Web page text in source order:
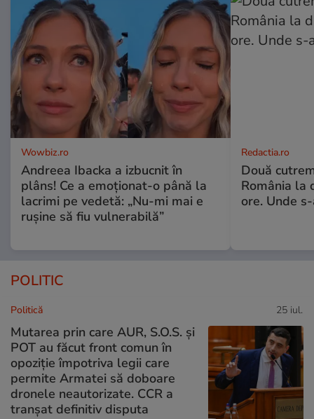
Wowbiz.ro
Andreea Ibacka a izbucnit în
plâns! Ce a emoționat-o până la
lacrimi pe vedetă: „Nu-mi mai e
rușine să fiu vulnerabilă”
Redactia.ro
Două
România la
ore. Unde
POLITIC
Politică 25 iul.
Mutarea prin care AUR, S.O.S. și
POT au făcut front comun în
opoziție împotriva legii care
permite Armatei să doboare
dronele neautorizate. CCR a
tranșat definitiv disputa